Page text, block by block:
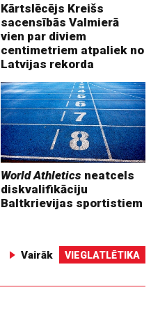
Kārtslēcējs Kreišs
sacensībās Valmierā
vien par diviem
centimetriem atpaliek no
Latvijas rekorda
World Athletics neatcels
diskvalifikāciju
Baltkrievijas sportistiem
Vairāk VIEGLATLĒTIKA